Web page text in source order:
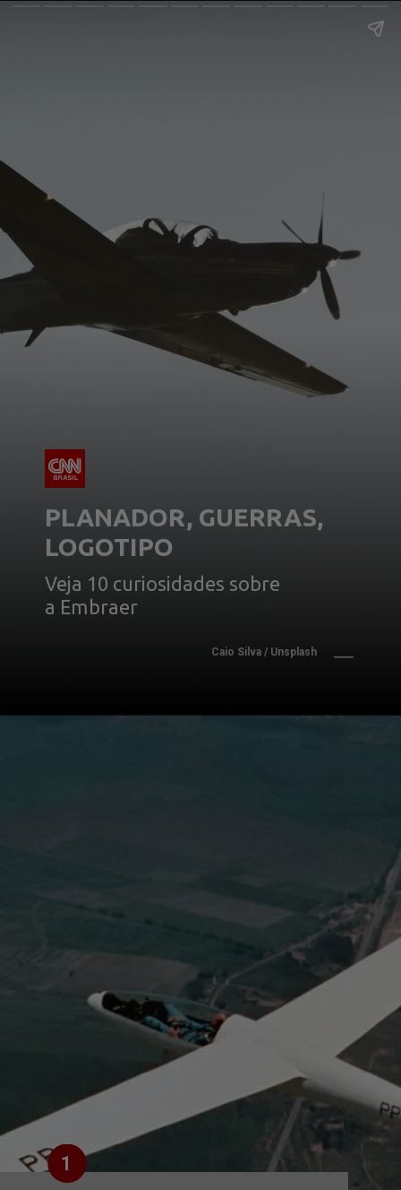
PLANADOR, GUERRAS,
LOGOTIPO
Veja 10 curiosidades sobre
a Embraer
Caio Silva / Unsplash
1